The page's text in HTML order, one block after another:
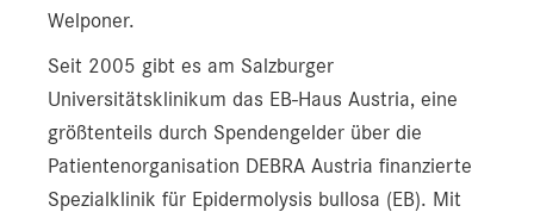
Welponer.
Seit 2005 gibt es am Salzburger
Universitätsklinikum das EB-Haus Austria, eine
größtenteils durch Spendengelder über die
Patientenorganisation DEBRA Austria finanzierte
Spezialklinik für Epidermolysis bullosa (EB). Mit